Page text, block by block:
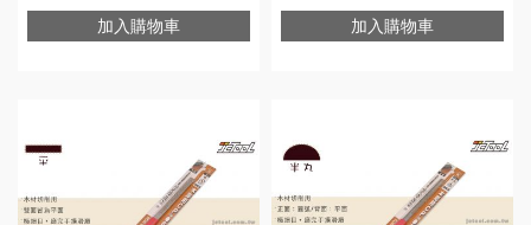
加入購物車 加入購物車